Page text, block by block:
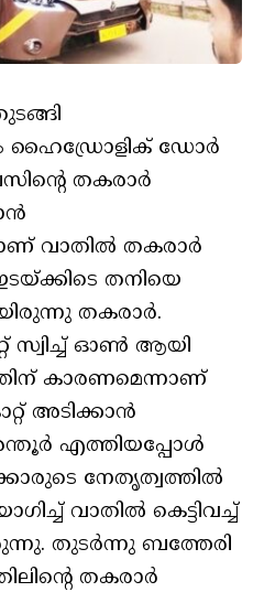
ഹൈഡ്രോളിക് ഡോർ
തകരാര്‍
വാതിൽ തകരാർ
തനിയെ
തകരാര്‍.
സ്വിച്ച് ഓൺ ആയി
കാരണമെന്നാണ്
അടിക്കാൻ
എത്തിയപ്പോൾ
നേതൃത്വത്തിൽ
വാതിൽ കെട്ടിവച്ച്
തുടർന്നു ബത്തേരി
തകരാർ